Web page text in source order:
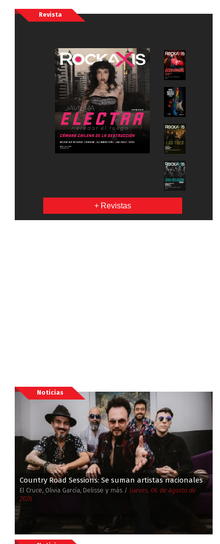
Revista
+ Revistas
Noticias
Country Road Sessions: Se suman artistas nacionales
El Cruce, Olivia García, Delisse y más / Jueves, 06 de Agosto de
2026